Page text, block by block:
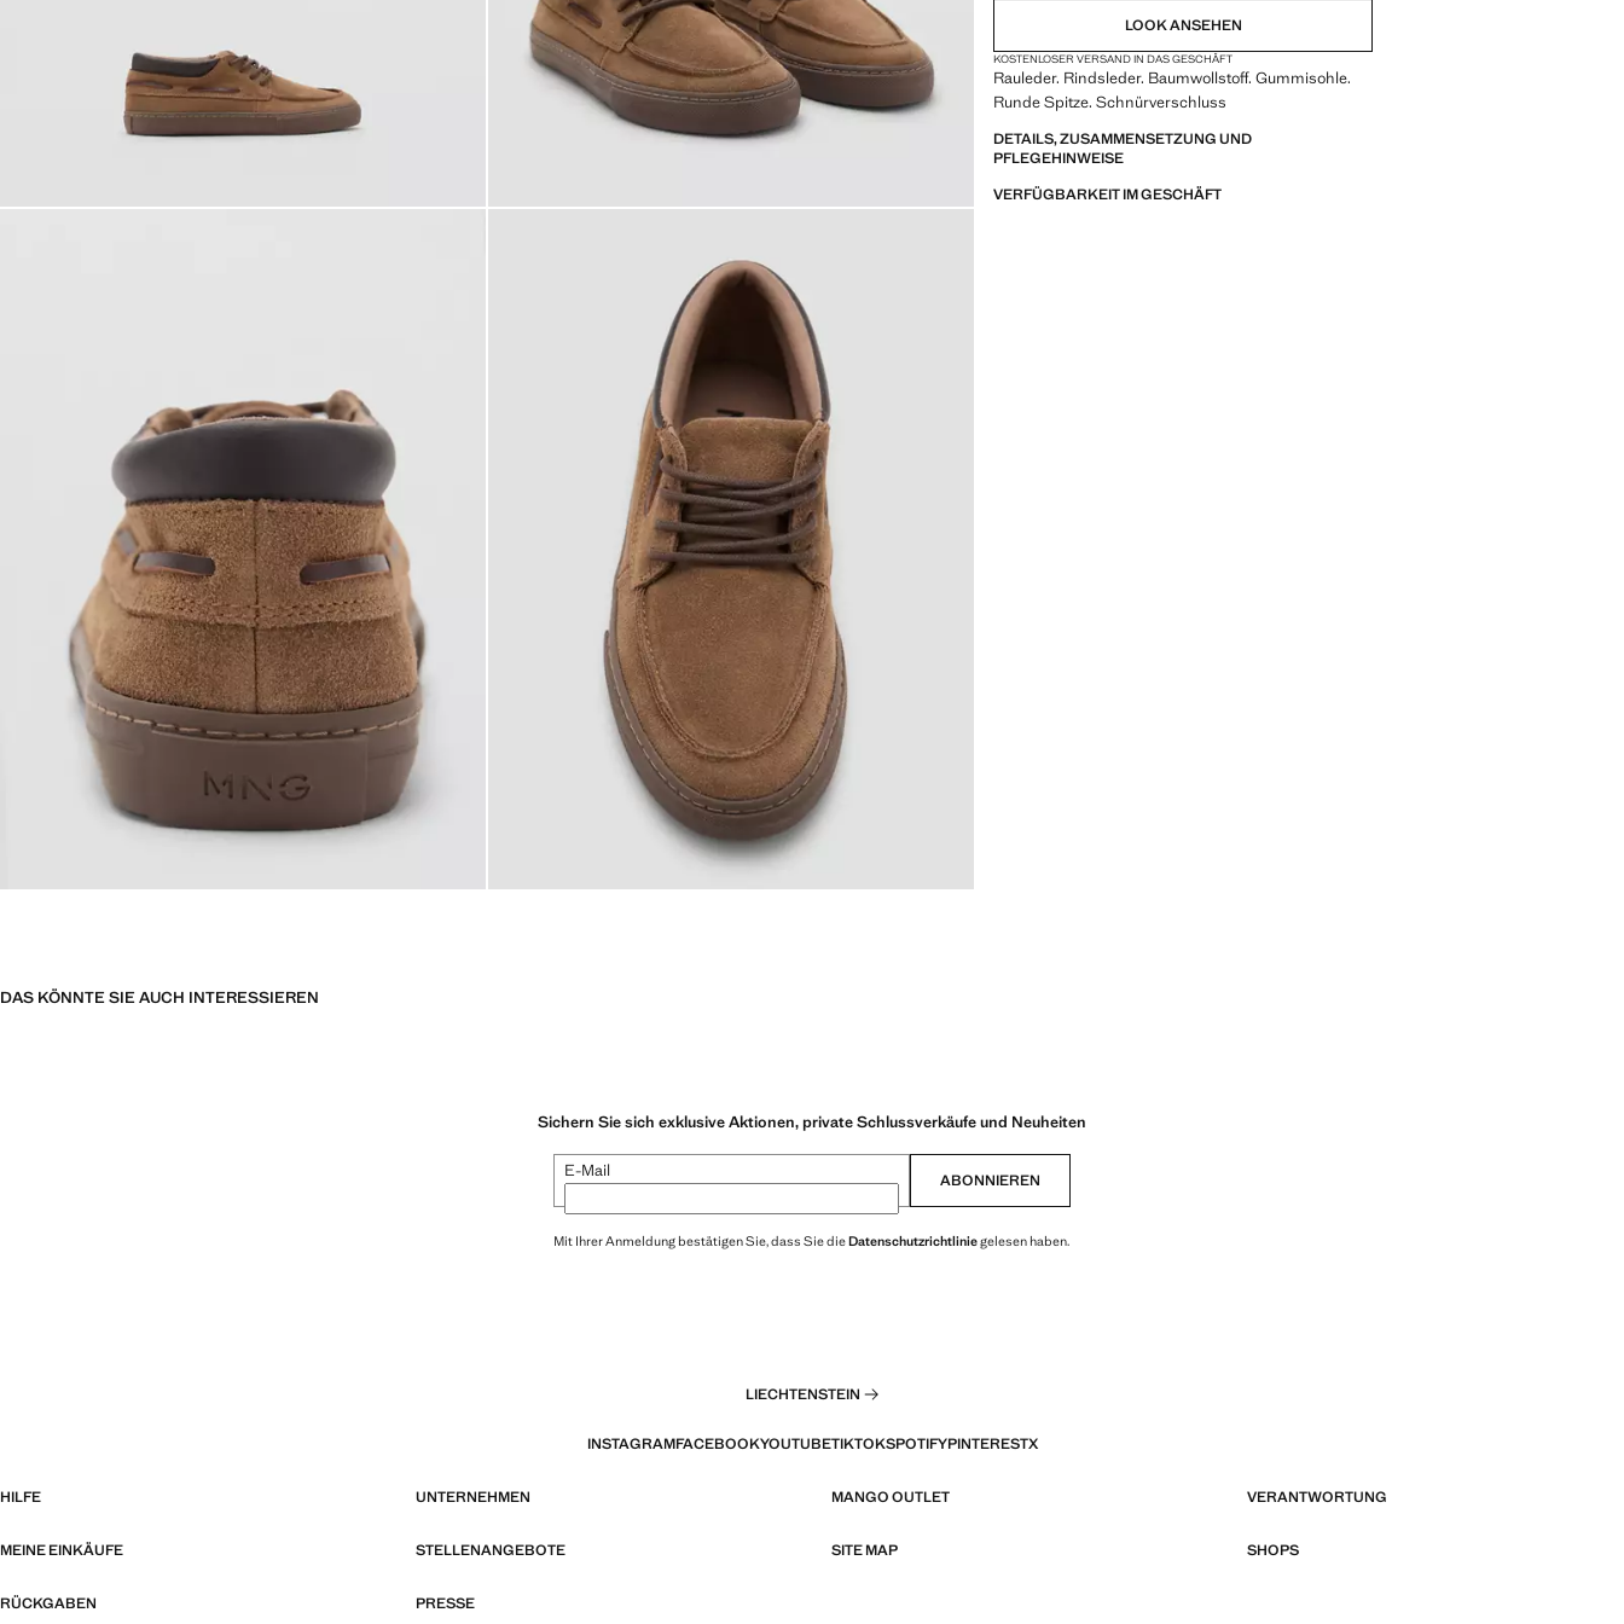
LOOK ANSEHEN
KOSTENLOSER VERSAND IN DAS GESCHÄFT
Rauleder. Rindsleder. Baumwollstoff. Gummisohle.
Runde Spitze. Schnürverschluss
DETAILS, ZUSAMMENSETZUNG UND
PFLEGEHINWEISE
VERFÜGBARKEIT IM GESCHÄFT
DAS KÖNNTE SIE AUCH INTERESSIEREN
Sichern Sie sich exklusive Aktionen, private Schlussverkäufe und Neuheiten
E-Mail ABONNIEREN
Mit Ihrer Anmeldung bestätigen Sie, dass Sie dieDatenschutzrichtliniegelesen haben.
LIECHTENSTEIN
INSTAGRAMFACEBOOKYOUTUBETIKTOKSPOTIFYPINTERESTX
HILFE UNTERNEHMEN MANGO OUTLET VERANTWORTUNG
MEINE EINKÄUFE STELLENANGEBOTE SITE MAP SHOPS
RÜCKGABEN PRESSE